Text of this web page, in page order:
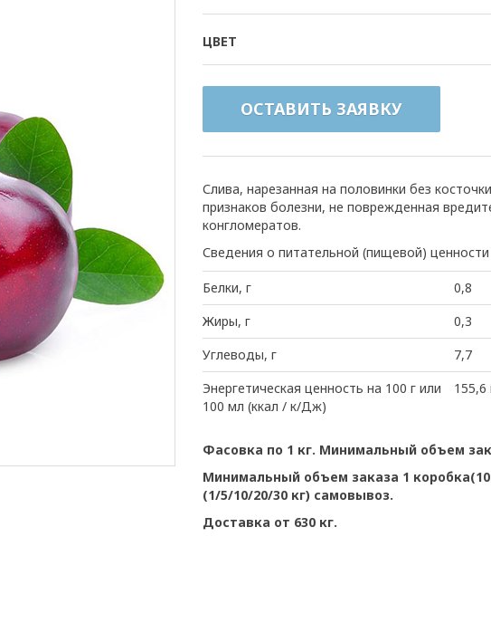
ЦВЕТ
ОСТАВИТЬ ЗАЯВКУ
Слива, нарезанная на половинки без
признаков болезни, не поврежденная
конгломератов.
Сведения о питательной (пищевой)
Белки, г
0,8
Жиры, г
0,3
Углеводы, г
7,7
Энергетическая ценность на 100 г или
100 мл (ккал / к/Дж)
155,6
Фасовка по 1 кг. Минимальный объем
Минимальный объем заказа 1
(1/5/10/20/30 кг) самовывоз.
Доставка от 630 кг.